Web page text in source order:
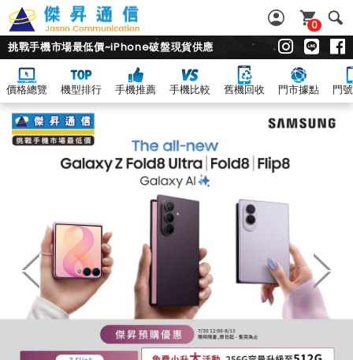
0
挑戰手機市場最低價~iPhone破盤現貨供應
價格總覽 機型排行 手機推薦 手機比較 舊機回收 門市據點 門